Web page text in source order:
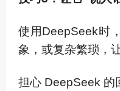
使用DeepSeek时
象，或复杂繁琐，
担心 DeepSeek 的